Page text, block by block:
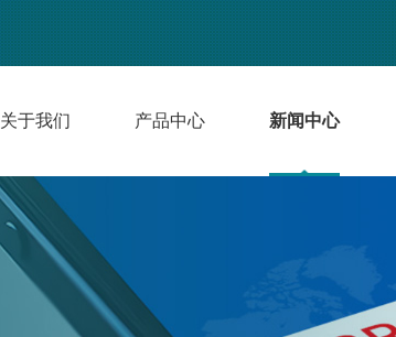
关于我们 产品中心 新闻中心